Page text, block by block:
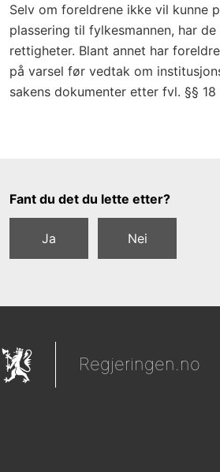
Selv om foreldrene ikke vil kunne
plassering til fylkesmannen, har
rettigheter. Blant annet har
på varsel før vedtak om
sakens dokumenter etter fvl. §§ 18
Tilbakemeldingsskjema
Fant du det du lette etter?
Ja Nei
Regjeringen.no